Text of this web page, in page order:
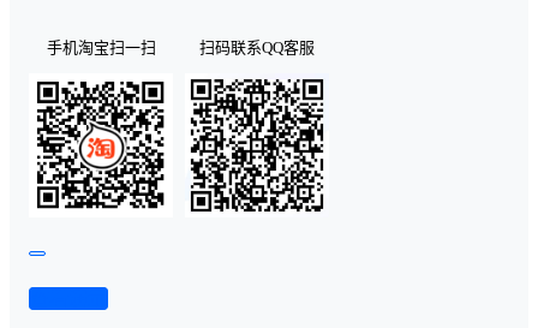
手机淘宝扫一扫 扫码联系QQ客服